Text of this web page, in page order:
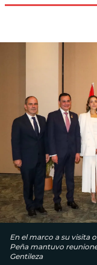
En el marco a su visita
Peña mantuvo
Gentileza